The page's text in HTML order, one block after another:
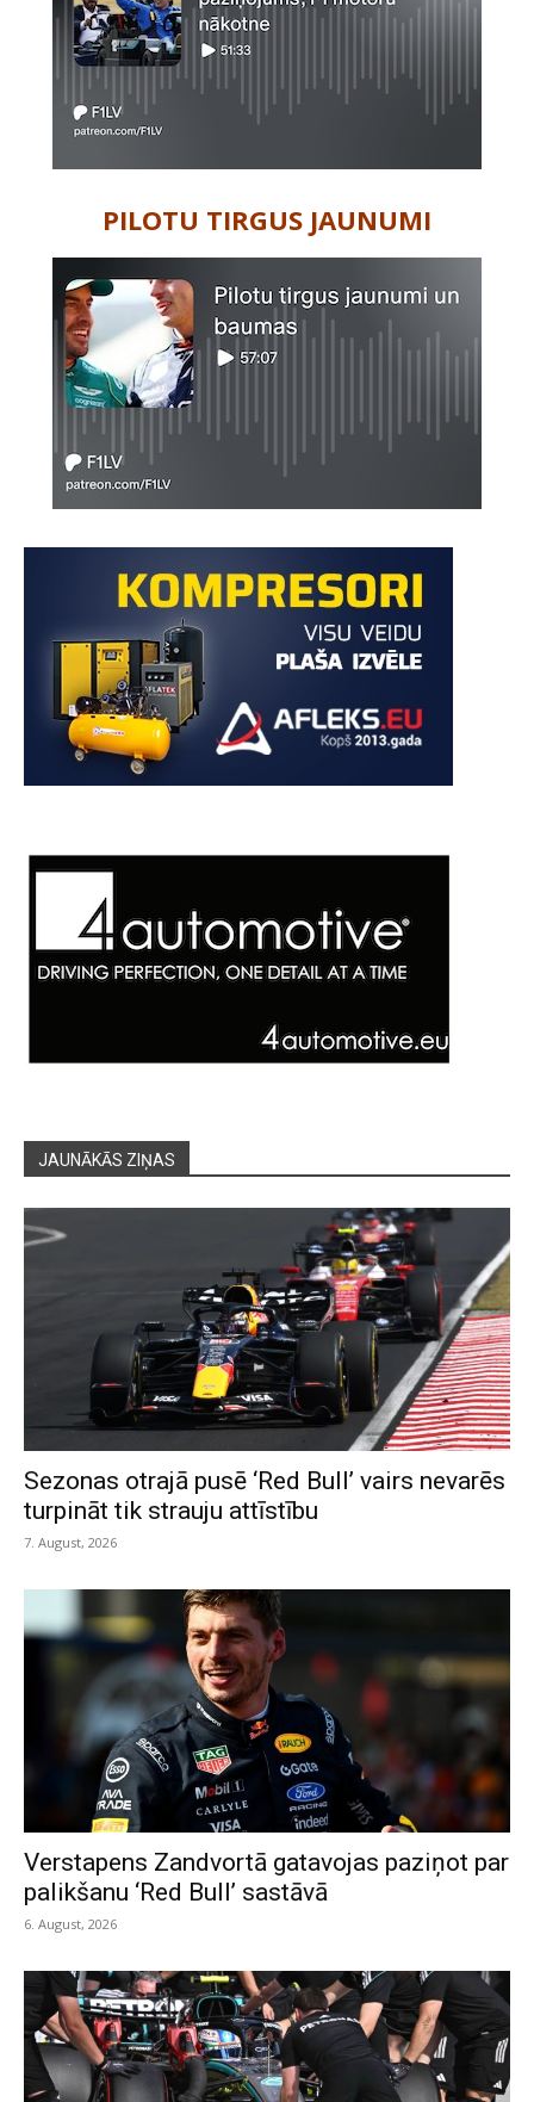
PILOTU TIRGUS JAUNUMI
JAUNĀKĀS ZIŅAS
Sezonas otrajā pusē ‘Red Bull’ vairs nevarēs
turpināt tik strauju attīstību
7. August, 2026
Verstapens Zandvortā gatavojas paziņot par
palikšanu ‘Red Bull’ sastāvā
6. August, 2026